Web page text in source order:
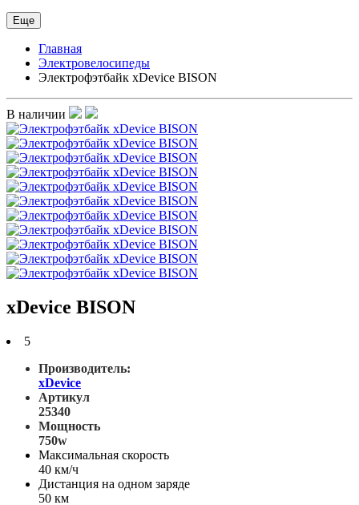
Еще
Главная
Электровелосипеды
Электрофэтбайк xDevice BISON
В наличии
xDevice BISON
5
Производитель:
xDevice
Артикул
25340
Мощность
750w
Максимальная скорость
40 км/ч
Дистанция на одном заряде
50 км